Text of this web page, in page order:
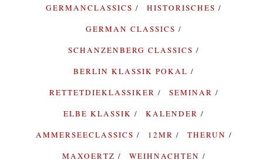
GERMANCLASSICS
HISTORISCHES
GERMAN CLASSICS
SCHANZENBERG CLASSICS
BERLIN KLASSIK POKAL
RETTETDIEKLASSIKER
SEMINAR
ELBE KLASSIK
KALENDER
AMMERSEECLASSICS
12MR
THERUN
MAXOERTZ
WEIHNACHTEN